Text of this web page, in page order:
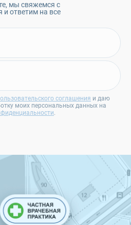
мы свяжемся с
ответим на все
соглашения и даю
моих персональных данных на
.